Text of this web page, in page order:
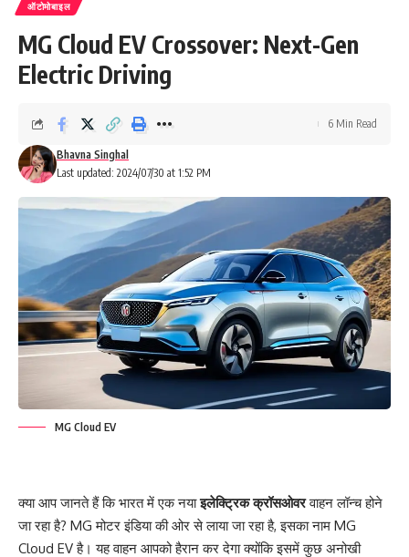
ऑटोमोबाइल
MG Cloud EV Crossover: Next-Gen
Electric Driving
Last updated: 2024/07/30 at 1:52 PM
Bhavna Singhal
6 Min Read
MG Cloud EV
क्या आप जानते हैं कि भारत में एक नयाइलेक्ट्रिक क्रॉसओवरवाहन लॉन्च होने
जा रहा है? MG मोटर इंडिया की ओर से लाया जा रहा है, इसका नाम MG
Cloud EV है। यह वाहन आपको हैरान कर देगा क्योंकि इसमें कुछ अनोखी